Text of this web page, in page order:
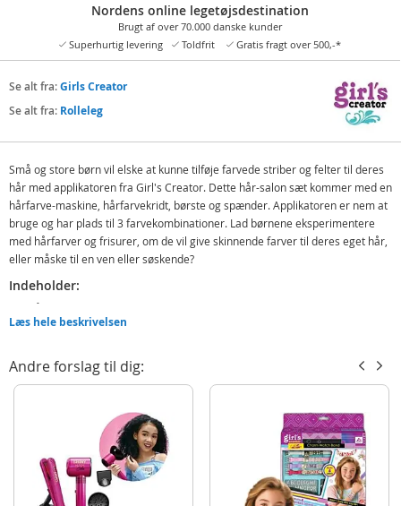
Nordens online legetøjsdestination
Brugt af over 70.000 danske kunder
Superhurtig levering
Toldfrit Gratis fragt over 500,-*
Se alt fra:Girls Creator
Se alt fra: Rolleleg
Små og store børn vil elske at kunne tilføje farvede striber og felter til deres
hår med applikatoren fra Girl's Creator. Dette hår-salon sæt kommer med en
hårfarve-maskine, hårfarvekridt, børste og spænder. Applikatoren er nem at
bruge og har plads til 3 farvekombinationer. Lad børnene eksperimentere
med hårfarver og frisurer, om de vil give skinnende farver til deres eget hår,
eller måske til en ven eller søskende?
Indeholder:
Hårfarvekridt-applikator
2 hårspænder
Mål æske: 26 x 31 x 6 cm
Alder: fra 6 år
Læs hele beskrivelsen
Andre forslag til dig: